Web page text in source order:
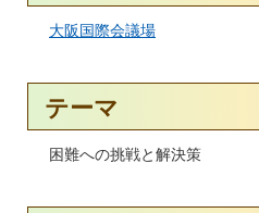
大阪国際会議場
テーマ
困難への挑戦と解決策